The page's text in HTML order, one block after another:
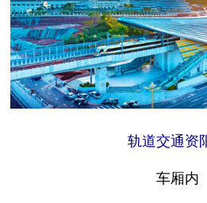
轨道交通资
车厢内